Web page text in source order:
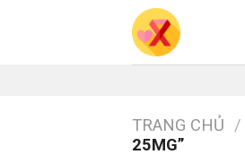
TRANG CHỦ /
25MG”